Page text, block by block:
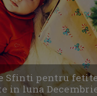
Sfinti pentru
in luna